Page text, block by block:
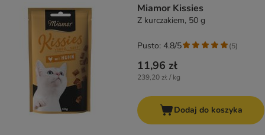
Miamor Kissies
Z kurczakiem, 50 g
11,96 zł
239,20 zł / kg
Pusto: 4.8/5 (5)
Dodaj do koszyka